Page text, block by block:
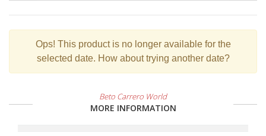
Ops! This product is no longer available for the
selected date. How about trying another date?
Beto Carrero World
MORE INFORMATION